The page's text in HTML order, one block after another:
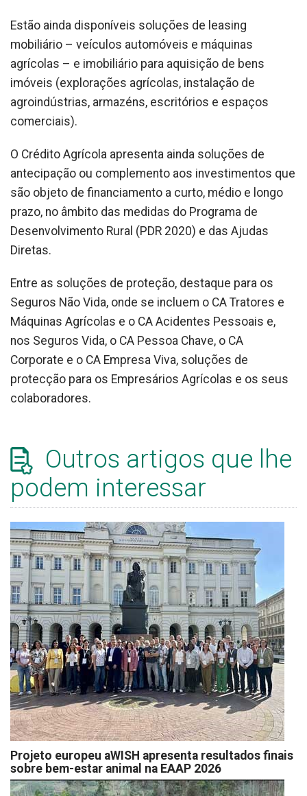
Estão ainda disponíveis soluções de leasing
mobiliário – veículos automóveis e máquinas
agrícolas – e imobiliário para aquisição de bens
imóveis (explorações agrícolas, instalação de
agroindústrias, armazéns, escritórios e espaços
comerciais).
O Crédito Agrícola apresenta ainda soluções de
antecipação ou complemento aos investimentos que
são objeto de financiamento a curto, médio e longo
prazo, no âmbito das medidas do Programa de
Desenvolvimento Rural (PDR 2020) e das Ajudas
Diretas.
Entre as soluções de proteção, destaque para os
Seguros Não Vida, onde se incluem o CA Tratores e
Máquinas Agrícolas e o CA Acidentes Pessoais e,
nos Seguros Vida, o CA Pessoa Chave, o CA
Corporate e o CA Empresa Viva, soluções de
protecção para os Empresários Agrícolas e os seus
colaboradores.
Outros artigos que lhe
podem interessar
Projeto europeu aWISH apresenta resultados finais
sobre bem-estar animal na EAAP 2026